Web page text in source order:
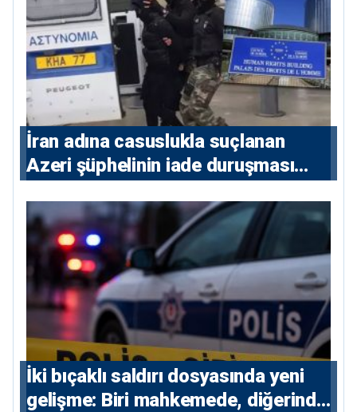
İran adına casuslukla suçlanan
Azeri şüphelinin iade duruşması
İki bıçaklı saldırı dosyasında yeni
gelişme: Biri mahkemede, diğerinde